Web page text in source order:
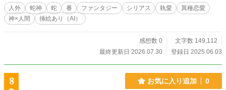
とが、こんなにも苦しいなんて……」 愛か、使命か。 音と本
能に導かれる、蛇神と人間の運命。 これは―― 執愛に溺れ
る“番”の物語。 人外（蛇神）×人間 現代和風×異種間恋愛ファ
ます。 他サイトでも同作品を掲載中。表紙&一部の話の挿絵
人外 蛇神 蛇 番 ファンタジー シリアス 執愛
異種恋愛
神×人間
挿絵あり（AI）
感想数 0
文字数 149,112
最終更新日 2026.07.30
登録日 2025.06.03
8 お気に入り追加 0